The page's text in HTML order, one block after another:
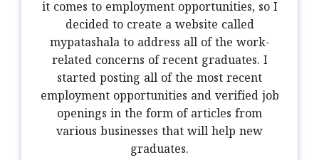
it comes to employment opportunities, so I
decided to create a website called
mypatashala to address all of the work-
related concerns of recent graduates. I
started posting all of the most recent
employment opportunities and verified job
openings in the form of articles from
various businesses that will help new
graduates.